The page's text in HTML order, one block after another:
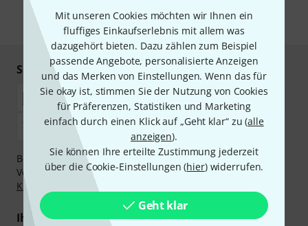
Mit unseren Cookies möchten wir Ihnen ein
fluffiges Einkaufserlebnis mit allem was
dazugehört bieten. Dazu zählen zum Beispiel
passende Angebote, personalisierte Anzeigen
und das Merken von Einstellungen. Wenn das für
Sie okay ist, stimmen Sie der Nutzung von Cookies
für Präferenzen, Statistiken und Marketing
einfach durch einen Klick auf „Geht klar“ zu (alle
anzeigen).
Sie können Ihre erteilte Zustimmung jederzeit
über die Cookie-Einstellungen (hier) widerrufen.
Geht klar
* Pflichtfeld
Sicher einkaufen & bezahlen
Bezahlen Sie vertraulich und sicher per Nachnahme,
Vorkasse, PayPal, Amazon Pay,Klarna Sofort bezahlen
Klarna Ratenzahlung
Ihre Vorteile